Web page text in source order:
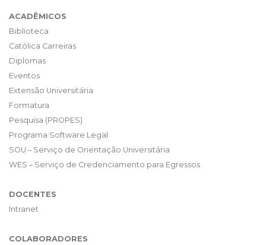
ACADÊMICOS
Biblioteca
Católica Carreiras
Diplomas
Eventos
Extensão Universitária
Formatura
Pesquisa (PROPES)
Programa Software Legal
SOU – Serviço de Orientação Universitária
WES – Serviço de Credenciamento para Egressos
DOCENTES
Intranet
COLABORADORES